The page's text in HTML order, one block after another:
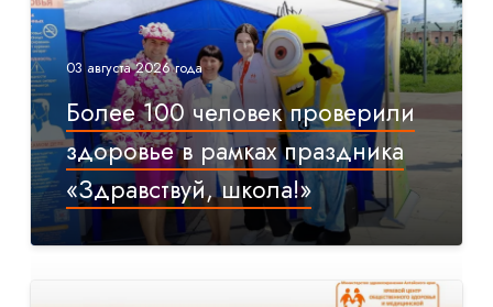
03 августа 2026 года
Более 100 человек проверили
здоровье в рамках праздника
«Здравствуй, школа!»